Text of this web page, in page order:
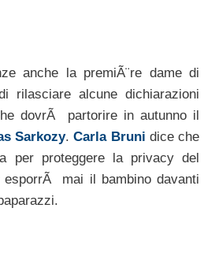
anche la premiÃ¨re dame di
rilasciare alcune dichiarazioni
dovrÃ partorire in autunno il
Sarkozy.Carla Bruni dice che
per proteggere la privacy del
esporrÃ mai il bambino davanti